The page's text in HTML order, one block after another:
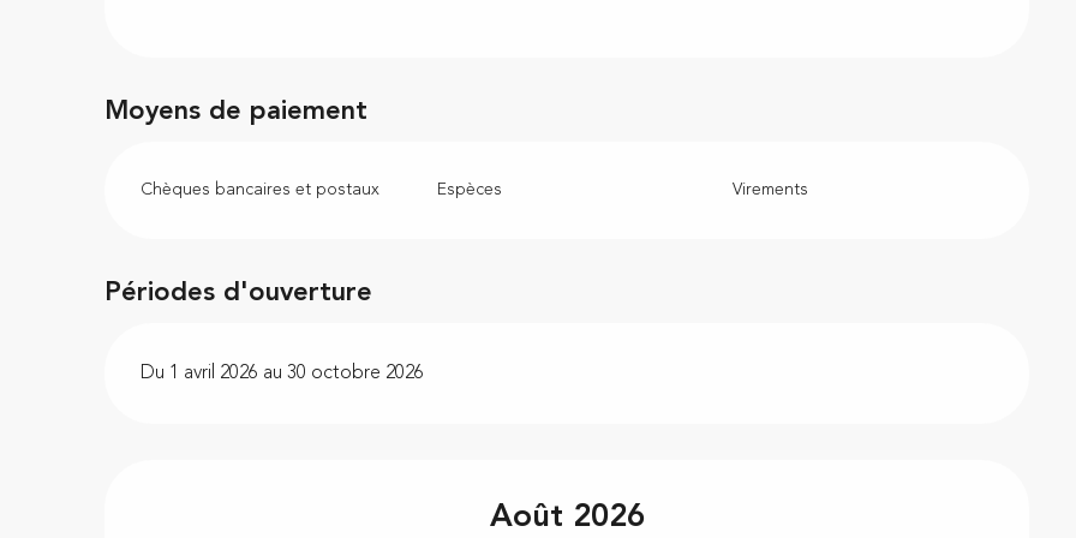
Moyens de paiement
Chèques bancaires et postaux Espèces Virements
Périodes d'ouverture
Du 1 avril 2026 au 30 octobre 2026
Août 2026